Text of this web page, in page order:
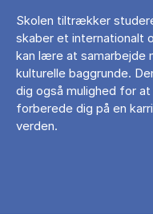
Skolen tiltrækker
skaber et internationalt
kan lære at samarbejde
kulturelle baggrunde.
dig også mulighed for
forberede dig på en
verden.